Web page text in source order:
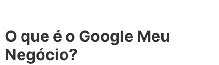
O que é o Google Meu
Negócio?